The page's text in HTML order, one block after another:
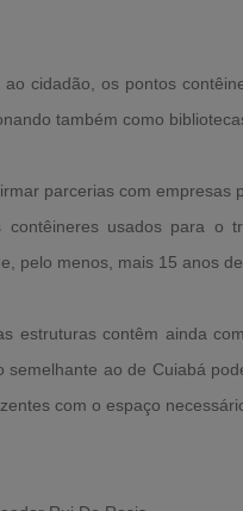
cidadão, os pontos
também como
parcerias com
contêineres usados para o
pelo menos, mais 15 anos de
estruturas contêm ainda
semelhante ao de Cuiabá
com o espaço